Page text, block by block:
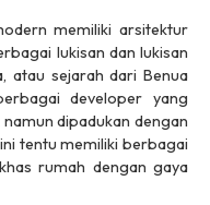
memiliki arsitektur
lukisan dan lukisan
atau sejarah dari Benua
developer yang
dipadukan dengan
tentu memiliki berbagai
rumah dengan gaya